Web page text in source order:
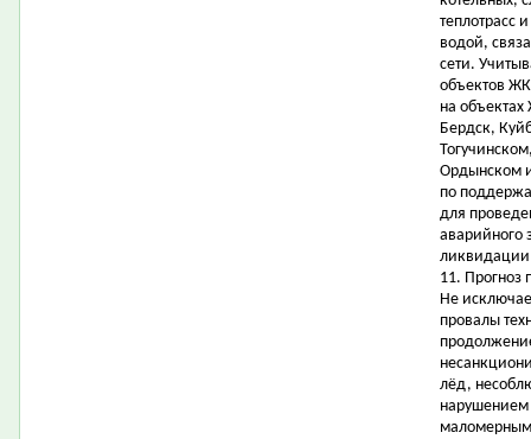
теплотрасс
водой,
сети.
объектов
на
Бердск,
Ордынском
по
для
аварийного
ликвидации
11. Прогноз
Не
провалы
лёд,
нарушением